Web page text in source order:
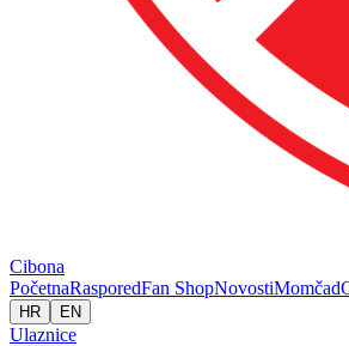
Cibona
PočetnaRasporedFan ShopNovostiMomčad
HR EN
Ulaznice